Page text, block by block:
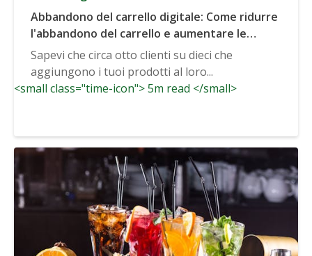
Abbandono del carrello digitale: Come ridurre
l'abbandono del carrello e aumentare le
vendite
Sapevi che circa otto clienti su dieci che
aggiungono i tuoi prodotti al loro...
<small class="time-icon"> 5m read </small>